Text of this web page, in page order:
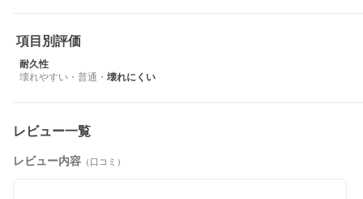
項目別評価
耐久性
壊れやすい ・ 普通 ・ 壊れにくい
レビュー一覧
レビュー内容 （口コミ）